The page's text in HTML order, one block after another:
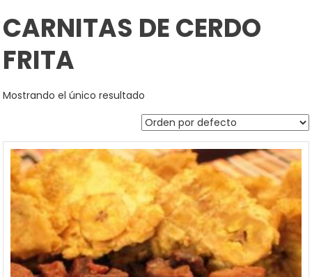
CARNITAS DE CERDO
FRITA
Mostrando el único resultado